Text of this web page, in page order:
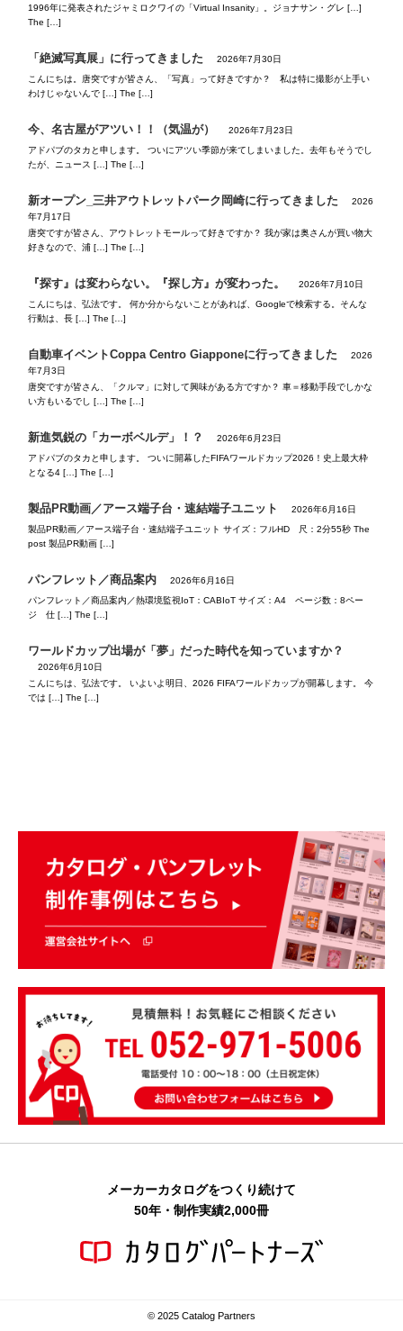
1996年に発表されたジャミロクワイの「Virtual Insanity」。ジョナサン・グレ […]
The […]
「絶滅写真展」に行ってきました
2026年7月30日
こんにちは。唐突ですが皆さん、「写真」って好きですか？ 私は特に撮影が上手い
わけじゃないんで […] The […]
今、名古屋がアツい！！（気温が）
2026年7月23日
アドパブのタカと申します。 ついにアツい季節が来てしまいました。去年もそうでし
たが、ニュース […] The […]
新オープン_三井アウトレットパーク岡崎に行ってきました
2026
年7月17日
唐突ですが皆さん、アウトレットモールって好きですか？ 我が家は奥さんが買い物大
好きなので、浦 […] The […]
『探す』は変わらない。『探し方』が変わった。
2026年7月10日
こんにちは、弘法です。 何か分からないことがあれば、Googleで検索する。そんな
行動は、長 […] The […]
自動車イベントCoppa Centro Giapponeに行ってきました
2026
年7月3日
唐突ですが皆さん、「クルマ」に対して興味がある方ですか？ 車＝移動手段でしかな
い方もいるでし […] The […]
新進気鋭の「カーボベルデ」！？
2026年6月23日
アドパブのタカと申します。 ついに開幕したFIFAワールドカップ2026！史上最大枠
となる4 […] The […]
製品PR動画／アース端子台・速結端子ユニット
2026年6月16日
製品PR動画／アース端子台・速結端子ユニット サイズ：フルHD 尺：2分55秒 The
post 製品PR動画 […]
パンフレット／商品案内
2026年6月16日
パンフレット／商品案内／熱環境監視IoT：CABIoT サイズ：A4 ページ数：8ペー
ジ 仕 […] The […]
ワールドカップ出場が「夢」だった時代を知っていますか？
2026年6月10日
こんにちは、弘法です。 いよいよ明日、2026 FIFAワールドカップが開幕します。 今
では […] The […]
メーカーカタログをつくり続けて
50年・制作実績2,000冊
© 2025 Catalog Partners